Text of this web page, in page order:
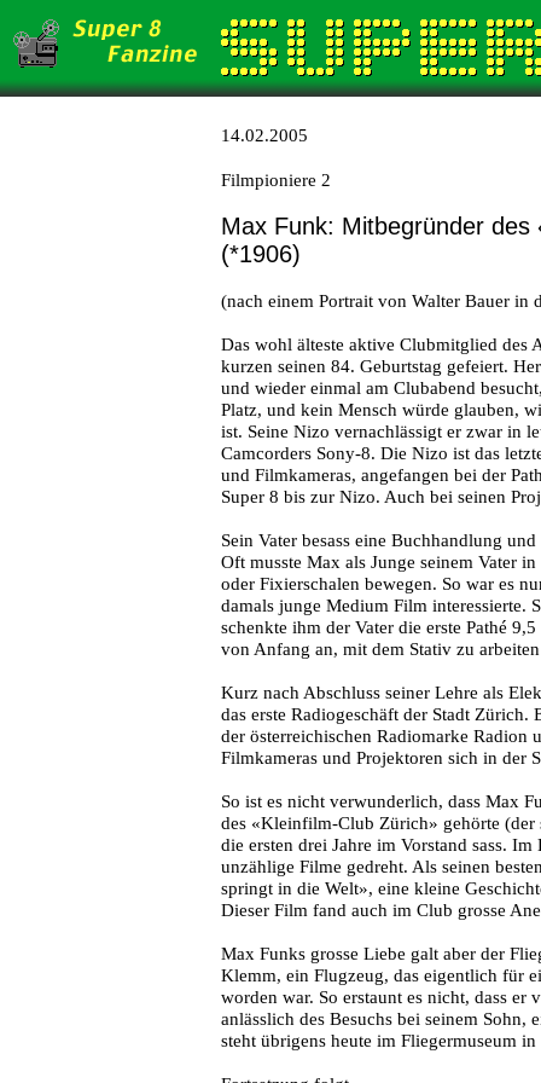
14.02.2005
Filmpioniere 2
Max Funk: Mitbegründer des
(*1906)
(nach einem Portrait von Walter Bauer in
Das wohl älteste aktive Clubmitglied
kurzen seinen 84. Geburtstag gefeiert.
und wieder einmal am Clubabend
Platz, und kein Mensch würde glauben,
ist. Seine Nizo vernachlässigt er zwar in
Camcorders Sony-8. Die Nizo ist das
und Filmkameras, angefangen bei der
Super 8 bis zur Nizo. Auch bei seinen
Sein Vater besass eine Buchhandlung
Oft musste Max als Junge seinem Vater
oder Fixierschalen bewegen. So war es
damals junge Medium Film interessierte.
schenkte ihm der Vater die erste Pathé
von Anfang an, mit dem Stativ zu
Kurz nach Abschluss seiner Lehre als
das erste Radiogeschäft der Stadt
der österreichischen Radiomarke Radion
Filmkameras und Projektoren sich in der
So ist es nicht verwunderlich, dass Max
des «Kleinfilm-Club Zürich» gehörte
die ersten drei Jahre im Vorstand sass.
unzählige Filme gedreht. Als seinen
springt in die Welt», eine kleine
Dieser Film fand auch im Club grosse
Max Funks grosse Liebe galt aber der
Klemm, ein Flugzeug, das eigentlich für
worden war. So erstaunt es nicht, dass er
anlässlich des Besuchs bei seinem
steht übrigens heute im Fliegermuseum in